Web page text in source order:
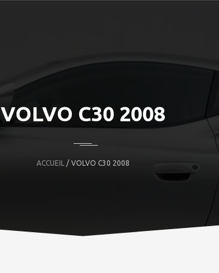
VOLVO C30 2008
ACCUEIL / VOLVO C30 2008